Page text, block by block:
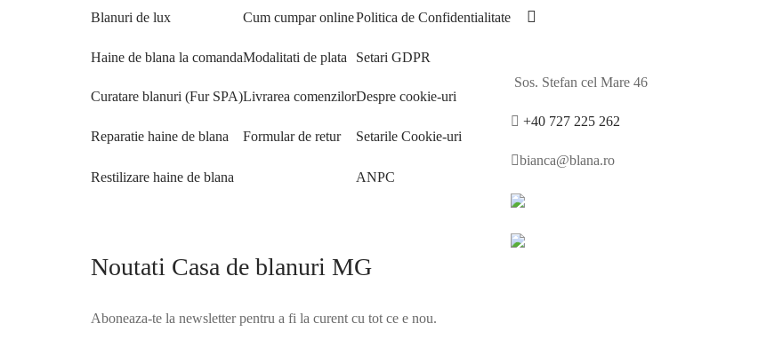
Blanuri de lux
Haine de blana la comanda
Curatare blanuri (Fur SPA)
Reparatie haine de blana
Restilizare haine de blana
Cum cumpar online
Modalitati de plata
Livrarea comenzilor
Formular de retur
Politica de Confidentialitate
Setari GDPR
Despre cookie-uri
Setarile Cookie-uri
ANPC
Sos. Stefan cel Mare 46
+40 727 225 262
bianca@blana.ro
Noutati Casa de blanuri MG
Aboneaza-te la newsletter pentru a fi la curent cu tot ce e nou.